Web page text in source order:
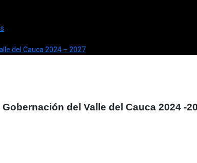
del Cauca 2024 – 2027
del Valle del Cauca 2024 -